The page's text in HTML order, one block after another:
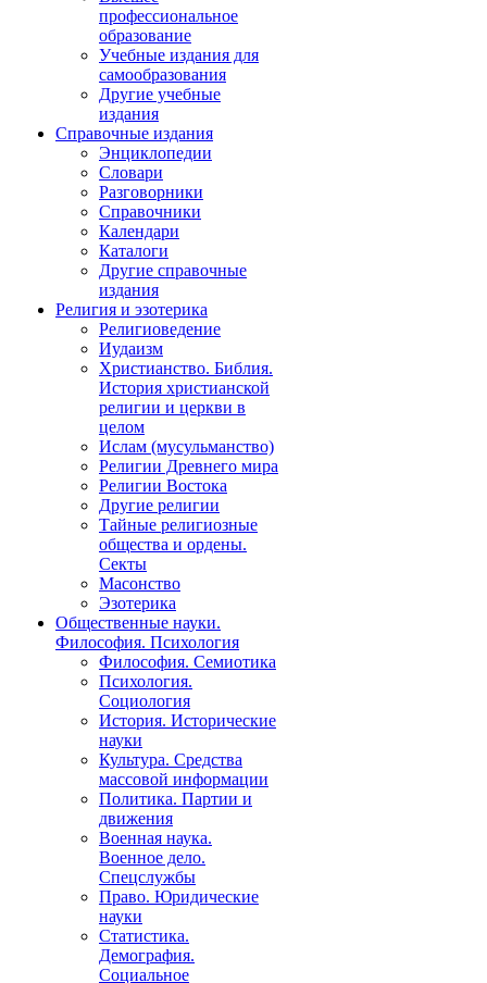
профессиональное
образование
Учебные издания для
самообразования
Другие учебные
издания
Справочные издания
Энциклопедии
Словари
Разговорники
Справочники
Календари
Каталоги
Другие справочные
издания
Религия и эзотерика
Религиоведение
Иудаизм
Христианство. Библия.
История христианской
религии и церкви в
целом
Ислам (мусульманство)
Религии Древнего мира
Религии Востока
Другие религии
Тайные религиозные
общества и ордены.
Секты
Масонство
Эзотерика
Общественные науки.
Философия. Психология
Философия. Семиотика
Психология.
Социология
История. Исторические
науки
Культура. Средства
массовой информации
Политика. Партии и
движения
Военная наука.
Военное дело.
Спецслужбы
Право. Юридические
науки
Статистика.
Демография.
Социальное